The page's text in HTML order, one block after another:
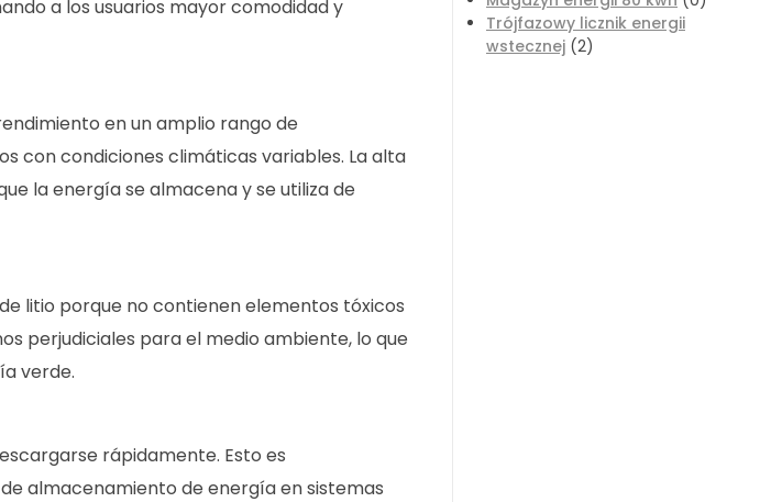
a los usuarios mayor comodidad y
en un amplio rango de
con condiciones climáticas variables. La alta
la energía se almacena y se utiliza de
litio porque no contienen elementos tóxicos
perjudiciales para el medio ambiente, lo que
verde.
rápidamente. Esto es
almacenamiento de energía en sistemas
Trójfazowy licznik energii
wstecznej (2)